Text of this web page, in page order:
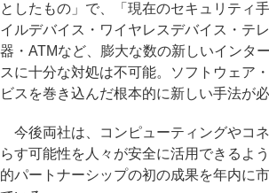
としたもの」で、「現在のセキュリティ
イルデバイス・ワイヤレスデバイス・テ
器・ATMなど、膨大な数の新しいインタ
スに十分な対処は不可能。ソフトウェア
ビスを巻き込んだ根本的に新しい手法が必
今後両社は、コンピューティングやコ
らす可能性を人々が安全に活用できるよ
的パートナーシップの初の成果を年内に